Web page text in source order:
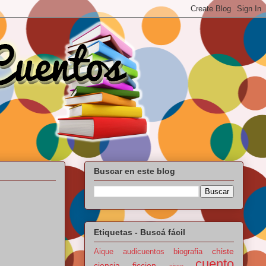
Buscar en este blog
Etiquetas - Buscá fácil
Aique audicuentos biografia
chiste